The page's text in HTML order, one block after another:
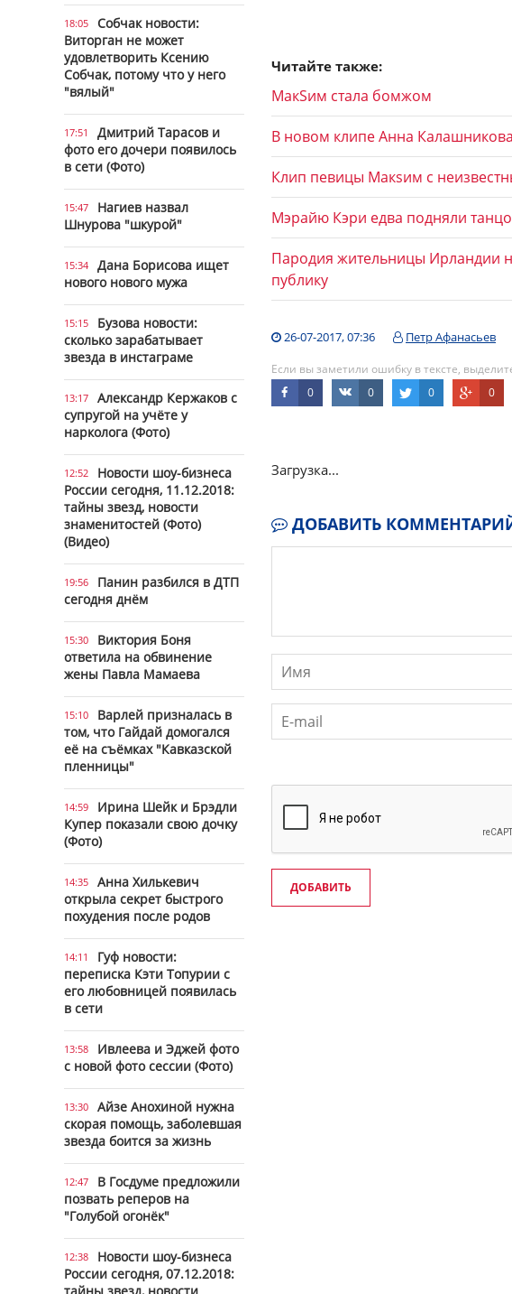
18:05
Собчак новости:
Виторган не может
удовлетворить Ксению
Собчак, потому что у него
"вялый"
17:51
Дмитрий Тарасов и
фото его дочери появилось
в сети (Фото)
15:47
Нагиев назвал
Шнурова "шкурой"
15:34
Дана Борисова ищет
нового нового мужа
15:15
Бузова новости:
сколько зарабатывает
звезда в инстаграме
13:17
Александр Кержаков с
супругой на учёте у
нарколога (Фото)
12:52
Новости шоу-бизнеса
России сегодня, 11.12.2018:
тайны звезд, новости
знаменитостей (Фото)
(Видео)
19:56
Панин разбился в ДТП
сегодня днём
15:30
Виктория Боня
ответила на обвинение
жены Павла Мамаева
15:10
Варлей призналась в
том, что Гайдай домогался
её на съёмках "Кавказской
пленницы"
14:59
Ирина Шейк и Брэдли
Купер показали свою дочку
(Фото)
14:35
Анна Хилькевич
открыла секрет быстрого
похудения после родов
14:11
Гуф новости:
переписка Кэти Топурии с
его любовницей появилась
в сети
13:58
Ивлеева и Эджей фото
с новой фото сессии (Фото)
13:30
Айзе Анохиной нужна
скорая помощь, заболевшая
звезда боится за жизнь
12:47
В Госдуме предложили
позвать реперов на
"Голубой огонёк"
12:38
Новости шоу-бизнеса
России сегодня, 07.12.2018:
Читайте также:
МакSим стала бомжом
В новом клипе Анна
Клип певицы Макsим с
Мэрайю Кэри едва подняли
Пародия жительницы Ирландии
публику
26-07-2017, 07:36 Петр Афанасьев
Если вы заметили ошибку в тексте,
0
0 0 0
Загрузка...
ДОБАВИТЬ
ДОБАВИТЬ